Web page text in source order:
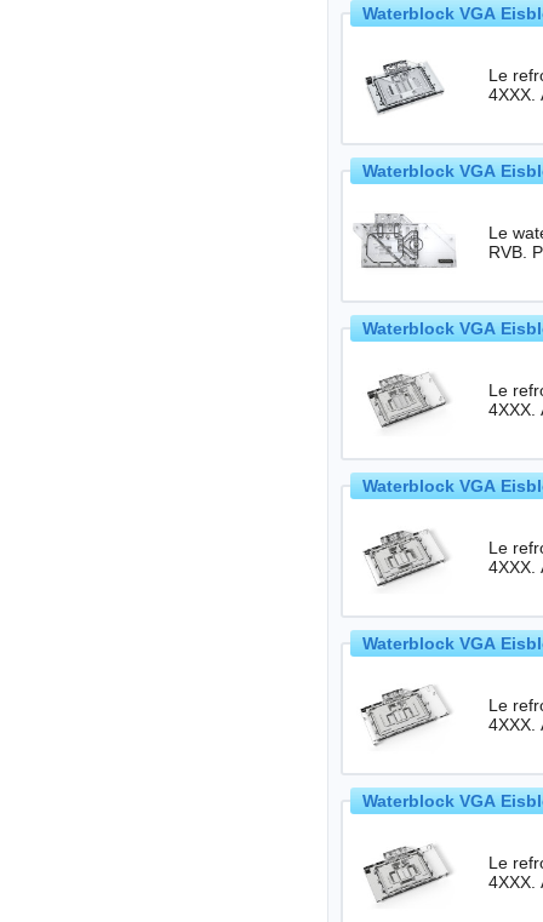
Waterblock VGA
Le
4XXX.
Waterblock VGA
Le
Waterblock VGA
Le
4XXX.
Waterblock VGA
Le
4XXX.
Waterblock VGA
Le
4XXX.
Waterblock VGA
Le
4XXX.